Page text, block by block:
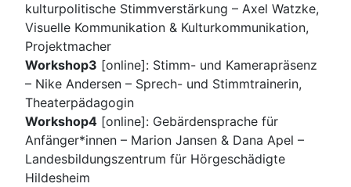
kulturpolitische Stimmverstärkung – Axel Watzke,
Visuelle Kommunikation & Kulturkommunikation,
Projektmacher
Workshop3 [online]: Stimm- und Kamerapräsenz
– Nike Andersen – Sprech- und Stimmtrainerin,
Theaterpädagogin
Workshop4 [online]: Gebärdensprache für
Anfänger*innen – Marion Jansen & Dana Apel –
Landesbildungszentrum für Hörgeschädigte
Hildesheim